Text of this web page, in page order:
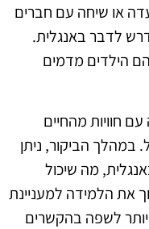
או שיחה עם חברים
לדבר באנגלית.
הילדים מדמים
חוויות מהחיים
במהלך הביקור, ניתן
מה שיכול
את הלמידה למעניינת
יותר לשפה בהקשרים